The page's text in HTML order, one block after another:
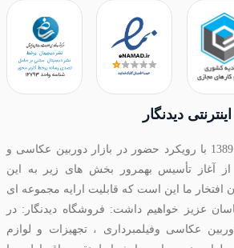
دیدنگار
مجموعه دیدنگار در سال 1389 با رویکرد حضور در بازار دوربین عکاسی و
آغاز تأسیس بهمرور بخش های زیر به این
ما این است که قابلیت ارایه مجموعه ای
عزیز خواهیم داشت: فروشگاه دیدنگار: در
عکاسی وفیلمبرداری ، تجهیزات و لوازم